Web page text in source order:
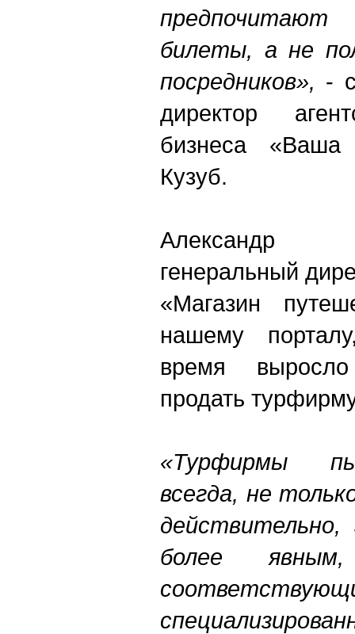
предпочитают
билеты, а не
посредников», -
директор
бизнеса
Кузуб.
Александр
генеральный
«Магазин
нашему
время
продать
«Турфирмы
всегда, не
более